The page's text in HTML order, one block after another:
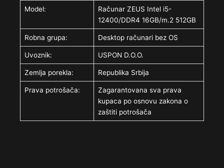
Model:
Računar ZEUS Intel i5-
12400/DDR4 16GB/m.2 512GB
Robna grupa: Desktop računari bez OS
Uvoznik: USPON D.O.O.
Zemlja porekla: Republika Srbija
Prava potrošača:
Zagarantovana sva prava
kupaca po osnovu zakona o
zaštiti potrošača